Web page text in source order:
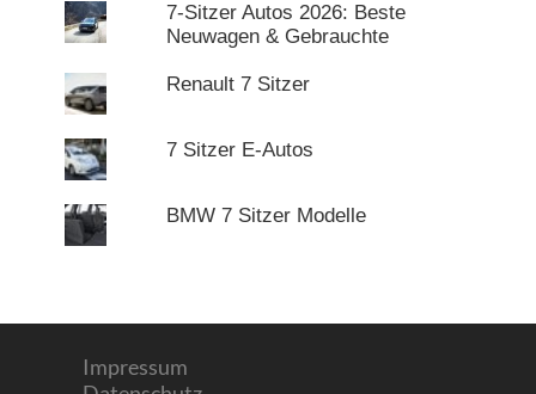
7-Sitzer Autos 2026: Beste
Neuwagen & Gebrauchte
Renault 7 Sitzer
7 Sitzer E-Autos
BMW 7 Sitzer Modelle
Impressum